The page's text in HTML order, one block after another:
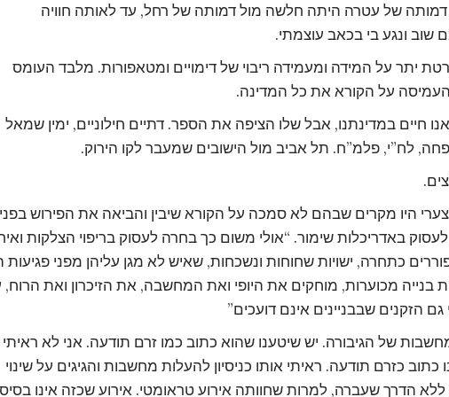
של עטרה היתה חלשה מול דמותה של רחל, עד לאותה חוויה
ונגע בי בכאב עוצמתי.
יתר על המידה ומעמידה ריבוי של דימויים ומטאפורות. מלבד העומס
העמיסה על הקורא את כל המדינה.
חיים במדינתנו, אבל שלו הציפה את הספר. דתיים חילוניים, ימין שמאל
לח”י, פלמ”ח. תל אביב מול הישובים שמעבר לקו הירוק.
היו מקרים שבהם לא סמכה על הקורא שיבין והביאה את הפירוש בפני
באדריכלות שימור. “אולי משום כך בחרה לעסוק בריפוי הצלקות
כתחרה, ישויות שחוחות ונשכחות, שאיש לא מגן עליהן מפני פגיעות
בנייה מכוערות, מוחקים את היופי ואת המחשבה, את הזיכרון ואת הרוח,
הזקנים שבבניינים אינם דועכים”
של הגיבורה. יש שיטענו שהוא כתוב כמו זרם תודעה. אני לא ראיתי
כזרם תודעה. ראיתי אותו כניסיון להעלות מחשבות והגיגים על שינוי
הדרך שעברה, למרות שחוותה אירוע טראומטי. אירוע שכזה אינו בסיס